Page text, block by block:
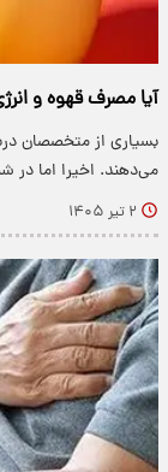
آیا مصرف قهوه و
بسیاری از متخصصان
می‌دهند. اخیرا اما
۲ تیر ۱۴۰۵